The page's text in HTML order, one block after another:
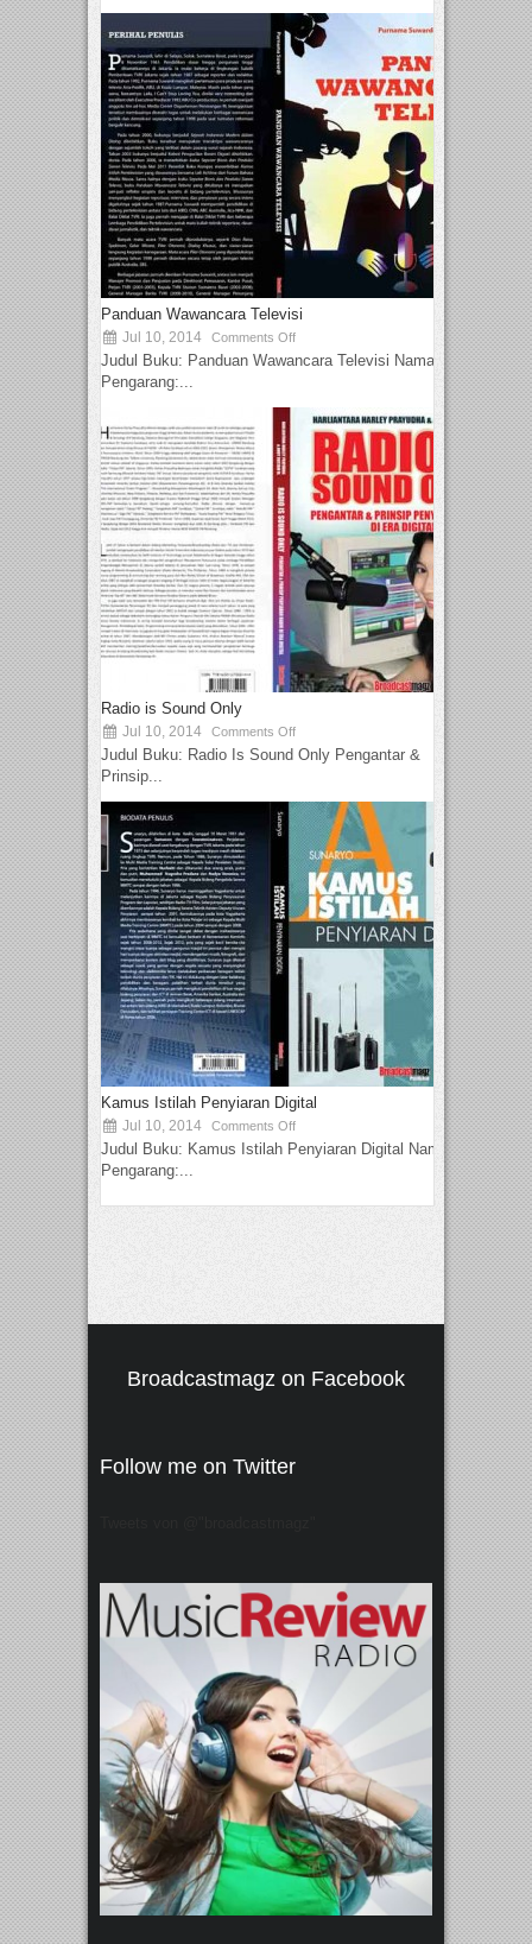
Panduan Wawancara Televisi
Jul 10, 2014 Comments Off
Judul Buku: Panduan Wawancara Televisi Nama
Pengarang:...
Radio is Sound Only
Jul 10, 2014 Comments Off
Judul Buku: Radio Is Sound Only Pengantar &
Prinsip...
Kamus Istilah Penyiaran Digital
Jul 10, 2014 Comments Off
Judul Buku: Kamus Istilah Penyiaran Digital Nama
Pengarang:...
Broadcastmagz on Facebook
Follow me on Twitter